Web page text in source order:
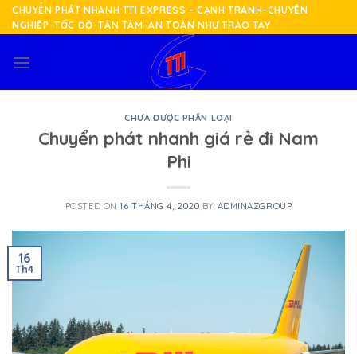
Skip
to
CHUYỂN PHÁT NHANH TTI EXPRESS - CẠNH TRANH-CHUYÊN
NGHIỆP-TỐC ĐỘ-TẬN TÂM-AN TOÀN NHƯ TRAO TAY
CHƯA ĐƯỢC PHÂN LOẠI
Chuyển phát nhanh giá rẻ đi Nam
Phi
POSTED ON16 THÁNG 4, 2020 BY ADMINAZGROUP
16
Th4